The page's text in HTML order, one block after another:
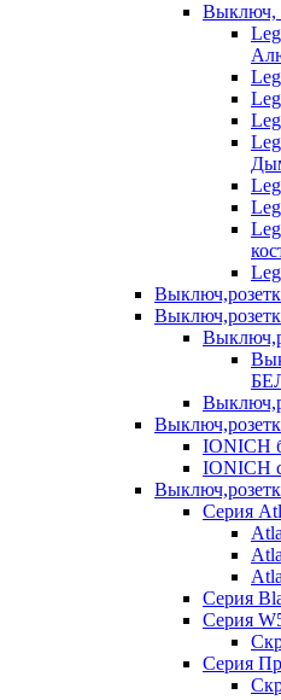
Выключ,
IONICH
IONICH
Серия
Серия
Серия
Серия